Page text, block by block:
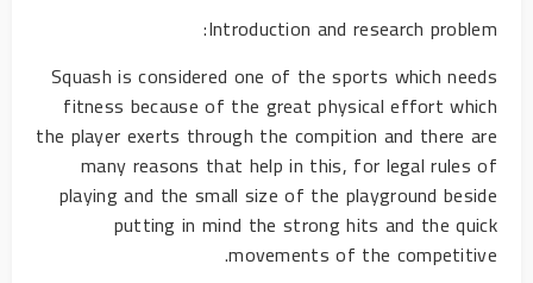
Introduction and research problem:
Squash is considered one of the sports which needs
fitness because of the great physical effort which
the player exerts through the compition and there are
many reasons that help in this, for legal rules of
playing and the small size of the playground beside
putting in mind the strong hits and the quick
movements of the competitive.